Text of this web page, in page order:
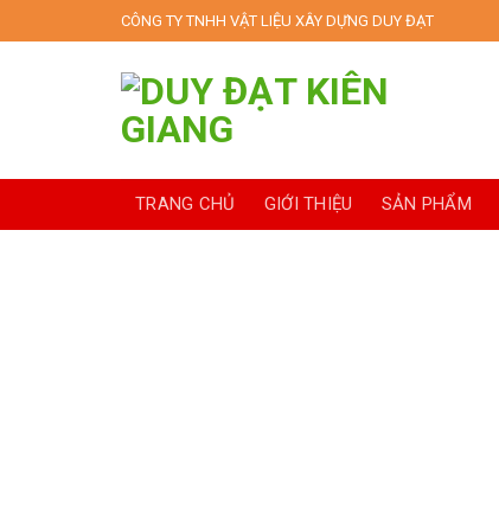
to
CÔNG TY TNHH VẬT LIỆU XÂY DỰNG DUY ĐẠT
TRANG CHỦ GIỚI THIỆU SẢN PHẨM